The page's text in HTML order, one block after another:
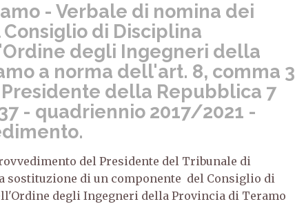
- Verbale di nomina dei
di Disciplina
degli Ingegneri della
a norma dell'art. 8, comma 3
della Repubblica 7
- quadriennio 2017/2021 -
del Presidente del Tribunale di
sostituzione di un componente del Consiglio di
degli Ingegneri della Provincia di Teramo